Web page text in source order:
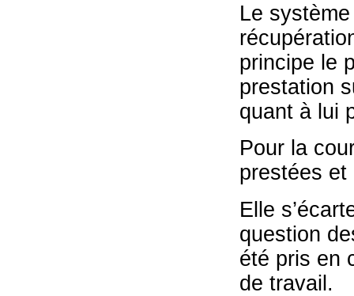
Le
principe le
prestation
quant à lui
Pour la
prestées et
Elle
question
été pris en
de travail.